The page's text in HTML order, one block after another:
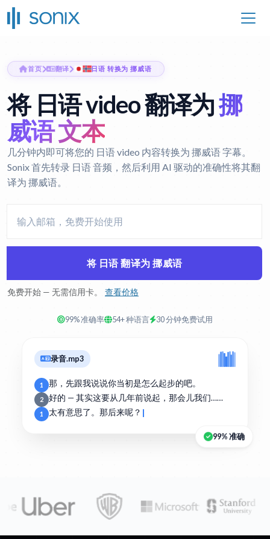
首页 翻译 日语 转换为 挪威语
将 日语 video 翻译为挪
威语 文本
几分钟内即可将您的 日语 video 内容转换为 挪威语 字幕。
Sonix 首先转录 日语 音频，然后利用 AI 驱动的准确性将其翻
译为 挪威语。
将 日语 翻译为 挪威语
免费开始 — 无需信用卡。 查看价格
99% 准确率 54+ 种语言 30 分钟免费试用
录音.mp3
1 那，先跟我说说你当初是怎么起步的吧。
2 好的 — 其实这要从几年前说起，那会儿我们……
1 太有意思了。那后来呢？
99% 准确